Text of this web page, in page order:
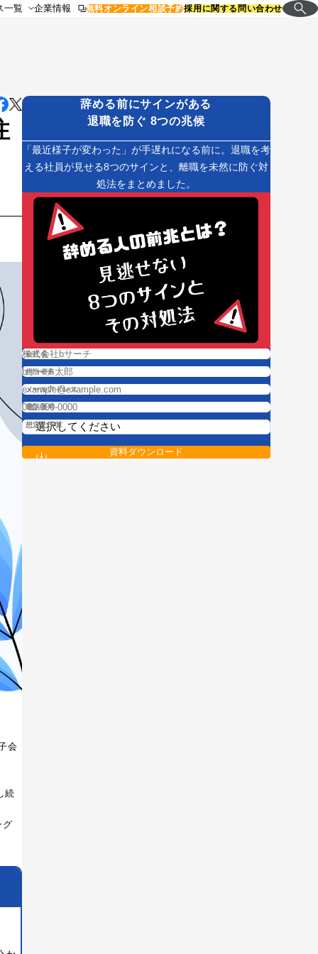
一覧 企業情報 無料オンライン相談予約採用に関する問い合わせ
会
続
グ
辞める前にサインがある
退職を防ぐ 8つの兆候
「最近様子が変わった」が手遅れになる前に。退職を考
える社員が見せる8つのサインと、離職を未然に防ぐ対
処法をまとめました。
会社名
担当者名
メールアドレス
電話番号
想定ご予算